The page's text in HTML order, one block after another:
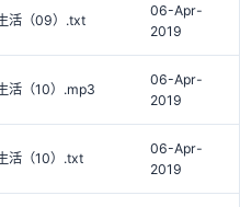
活（09）.txt
06-Apr-
2019
活（10）.mp3
06-Apr-
2019
活（10）.txt
06-Apr-
2019